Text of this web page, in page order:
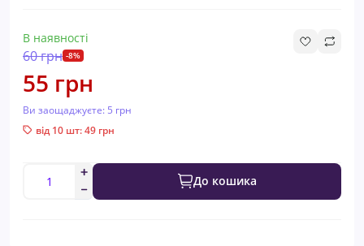
В наявності
60 грн -8%
55 грн
Ви заощаджуєте: 5 грн
від 10 шт: 49 грн
До кошика